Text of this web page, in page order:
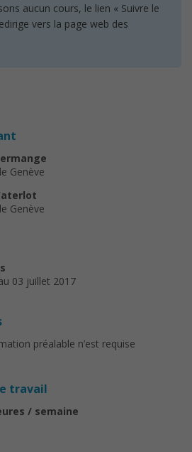
aucun cours, le lien « Suivre le
vers la page web des
Genève
Genève
03 juillet 2017
préalable n’est requise
travail
/ semaine